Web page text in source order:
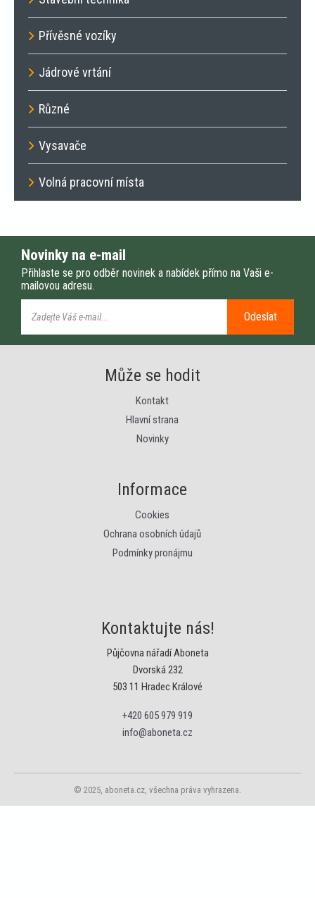
Přívěsné vozíky
Jádrové vrtání
Různé
Vysavače
Volná pracovní místa
Novinky na e-mail
Přihlaste se pro odběr novinek a nabídek přímo na Vaši e-
mailovou adresu.
Odeslat
Může se hodit
Kontakt
Hlavní strana
Novinky
Informace
Cookies
Ochrana osobních údajů
Podmínky pronájmu
Kontaktujte nás!
Půjčovna nářadí Aboneta
Dvorská 232
503 11 Hradec Králové
+420 605 979 919
info@aboneta.cz
© 2025, aboneta.cz, všechna práva vyhrazena.